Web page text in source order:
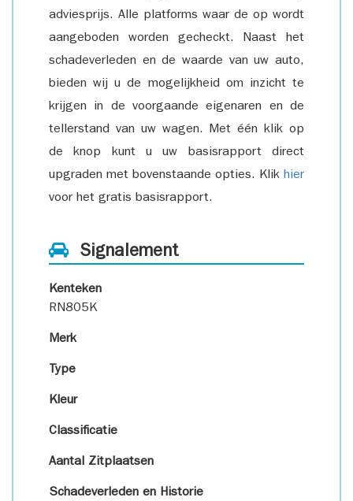
adviesprijs. Alle platforms waar de op wordt
aangeboden worden gecheckt. Naast het
schadeverleden en de waarde van uw auto,
bieden wij u de mogelijkheid om inzicht te
krijgen in de voorgaande eigenaren en de
tellerstand van uw wagen. Met één klik op
de knop kunt u uw basisrapport direct
upgraden met bovenstaande opties. Klik hier
voor het gratis basisrapport.
Signalement
Kenteken
RN805K
Merk
Type
Kleur
Classificatie
Aantal Zitplaatsen
Schadeverleden en Historie